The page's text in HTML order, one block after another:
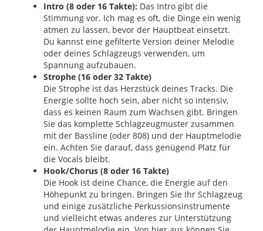
Intro (8 oder 16 Takte): Das Intro gibt die
Stimmung vor. Ich mag es oft, die Dinge ein wenig
atmen zu lassen, bevor der Hauptbeat einsetzt.
Du kannst eine gefilterte Version deiner Melodie
oder deines Schlagzeugs verwenden, um
Spannung aufzubauen.
Strophe (16 oder 32 Takte)
Die Strophe ist das Herzstück deines Tracks. Die
Energie sollte hoch sein, aber nicht so intensiv,
dass es keinen Raum zum Wachsen gibt. Bringen
Sie das komplette Schlagzeugmuster zusammen
mit der Bassline (oder 808) und der Hauptmelodie
ein. Achten Sie darauf, dass genügend Platz für
die Vocals bleibt.
Hook/Chorus (8 oder 16 Takte)
Die Hook ist deine Chance, die Energie auf den
Höhepunkt zu bringen. Bringen Sie Ihr Schlagzeug
und einige zusätzliche Perkussionsinstrumente
und vielleicht etwas anderes zur Unterstützung